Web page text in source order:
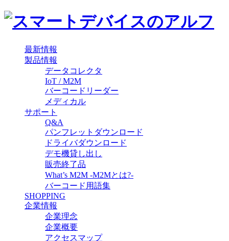
最新情報
製品情報
データコレクタ
IoT / M2M
バーコードリーダー
メディカル
サポート
Q&A
パンフレットダウンロード
ドライバダウンロード
デモ機貸し出し
販売終了品
What’s M2M -M2Mとは?-
バーコード用語集
SHOPPING
企業情報
企業理念
企業概要
アクセスマップ